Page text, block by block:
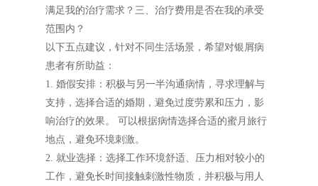
满足我的治疗需求？三、治疗费用是否在我的承受
范围内？
以下五点建议，针对不同生活场景，希望对银屑病
患者有所助益：
1. 婚假安排：积极与另一半沟通病情，寻求理解与
支持，选择合适的婚期，避免过度劳累和压力，影
响治疗的效果。 可以根据病情选择合适的蜜月旅行
地点，避免环境刺激。
2. 就业选择：选择工作环境舒适、压力相对较小的
工作，避免长时间接触刺激性物质，并积极与用人